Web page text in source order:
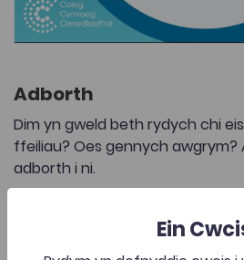
Adborth
Dim yn gweld beth rydych chi
ffeiliau? Oes gennych
adborth i ni.
Ein